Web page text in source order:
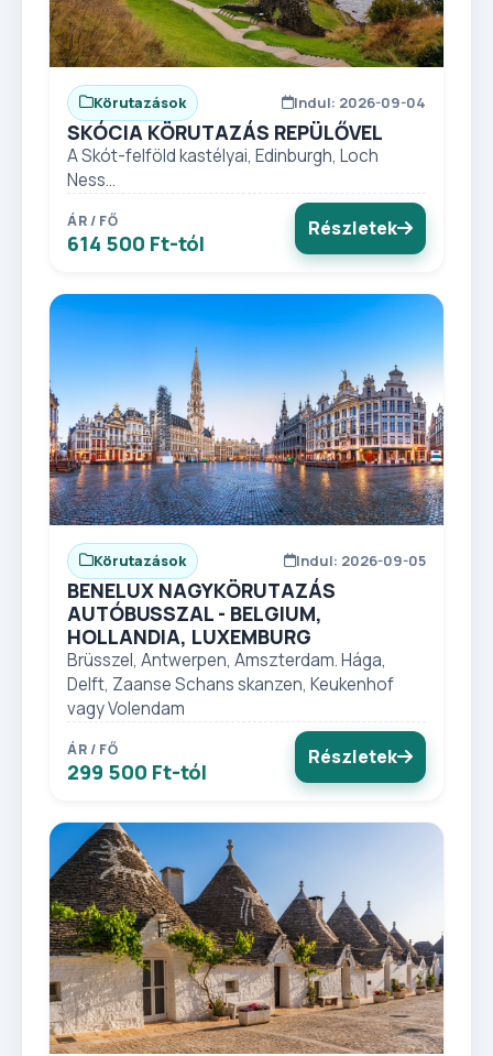
Körutazások Indul: 2026-09-04
SKÓCIA KÖRUTAZÁS REPÜLŐVEL
A Skót-felföld kastélyai, Edinburgh, Loch
Ness...
ÁR / FŐ
614 500 Ft-tól
Részletek
Körutazások Indul: 2026-09-05
BENELUX NAGYKÖRUTAZÁS
AUTÓBUSSZAL - BELGIUM,
HOLLANDIA, LUXEMBURG
Brüsszel, Antwerpen, Amszterdam. Hága,
Delft, Zaanse Schans skanzen, Keukenhof
vagy Volendam
ÁR / FŐ
299 500 Ft-tól
Részletek